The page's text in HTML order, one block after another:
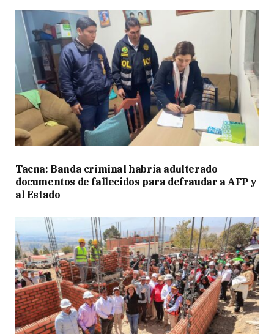
Tacna: Banda criminal habría adulterado
documentos de fallecidos para defraudar a AFP y
al Estado